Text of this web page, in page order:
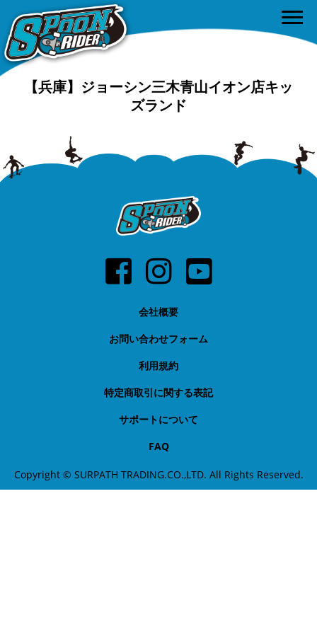
【兵庫】ジョーシン三木青山イオン店キッ
ズランド
会社概要
お問い合わせフォーム
利用規約
特定商取引に関する表記
サポートについて
FAQ
Copyright © SURPATH TRADING.CO.,LTD. All Rights Reserved.